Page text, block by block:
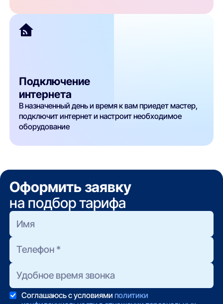
Подключение
интернета
В назначенный день и время к вам приедет мастер,
подключит интернет и настроит необходимое
оборудование
Оформить заявку
на подбор тарифа
Соглашаюсь с условиями политики